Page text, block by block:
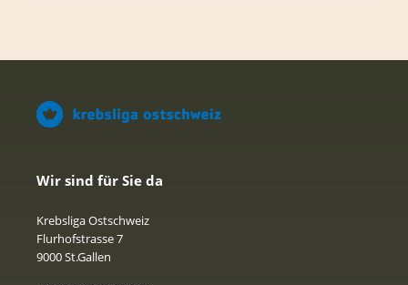
Wir sind für Sie da
Krebsliga Ostschweiz
Flurhofstrasse 7
9000 St.Gallen